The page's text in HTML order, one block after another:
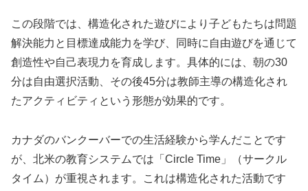
この段階では、構造化された遊びにより子どもたちは問題
解決能力と目標達成能力を学び、同時に自由遊びを通じて
創造性や自己表現力を育成します。具体的には、朝の30
分は自由選択活動、その後45分は教師主導の構造化され
たアクティビティという形態が効果的です。
カナダのバンクーバーでの生活経験から学んだことです
が、北米の教育システムでは「Circle Time」（サークル
タイム）が重視されます。これは構造化された活動です